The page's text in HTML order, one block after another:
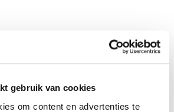
gebruik van cookies
om content en advertenties te
the highly trusted luxury
with brilliance and authenticity.